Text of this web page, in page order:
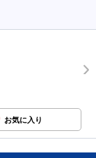
お気に入り